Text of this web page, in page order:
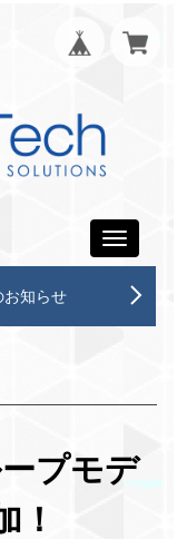
Toggle
お知らせ
プモデ
！